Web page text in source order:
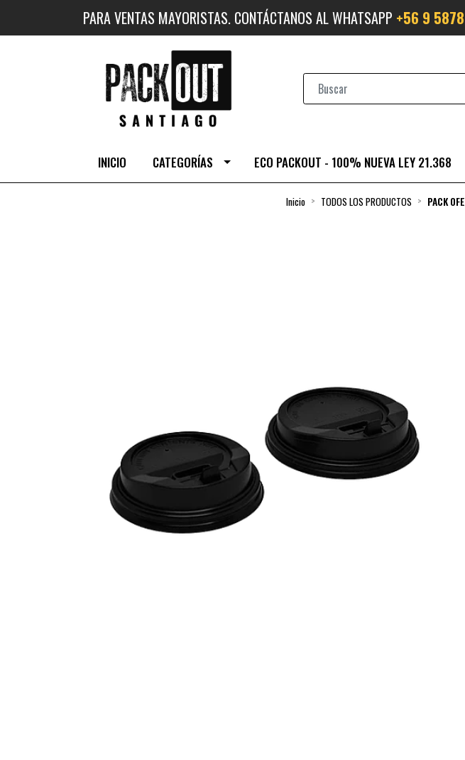
PARA VENTAS MAYORISTAS. CONTÁCTANOS AL WHATSAPP +56 9
INICIO CATEGORÍAS ECO PACKOUT - 100% NUEVA LEY 21.368
Inicio TODOS LOS PRODUCTOS PACK